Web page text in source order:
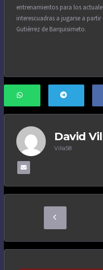
entrenamientos para los
interescuadras a jugarse a partir
Gutiérrez de Barquisimeto.
David
Villa58